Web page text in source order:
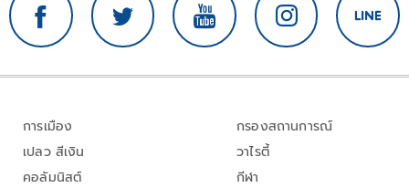
การเมือง
เปลว สีเงิน
คอลัมนิสต์
กรองสถานการณ์
วาไรตี้
กีฬา